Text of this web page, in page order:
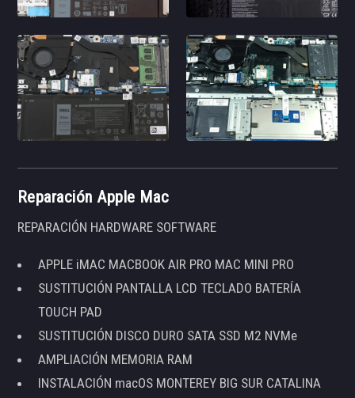
Reparación Apple Mac
REPARACIÓN HARDWARE SOFTWARE
APPLE iMAC MACBOOK AIR PRO MAC MINI PRO
SUSTITUCIÓN PANTALLA LCD TECLADO BATERÍA
TOUCH PAD
SUSTITUCIÓN DISCO DURO SATA SSD M2 NVMe
AMPLIACIÓN MEMORIA RAM
INSTALACIÓN macOS MONTEREY BIG SUR CATALINA